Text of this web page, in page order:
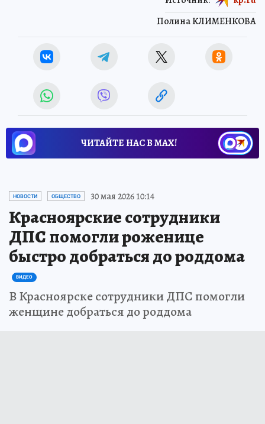
Полина КЛИМЕНКОВА
ЧИТАЙТЕ НАС В МАХ!
НОВОСТИ ОБЩЕСТВО 30 мая 2026 10:14
Красноярские сотрудники
ДПС помогли роженице
быстро добраться до роддома
ВИДЕО
В Красноярске сотрудники ДПС помогли
женщине добраться до роддома